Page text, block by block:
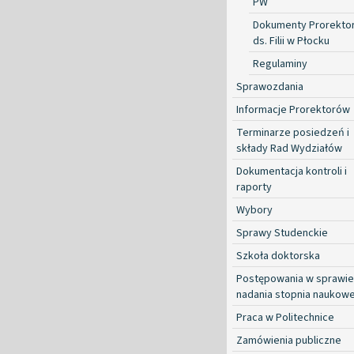
Dokumenty
ds. Filii w Płocku
Regulaminy
Sprawozdania
Informacje Prorektorów
Terminarze posiedzeń i
składy Rad Wydziałów
Dokumentacja kontroli i
raporty
Wybory
Sprawy Studenckie
Szkoła doktorska
Postępowania w sprawie
nadania stopnia
Praca w Politechnice
Zamówienia publiczne